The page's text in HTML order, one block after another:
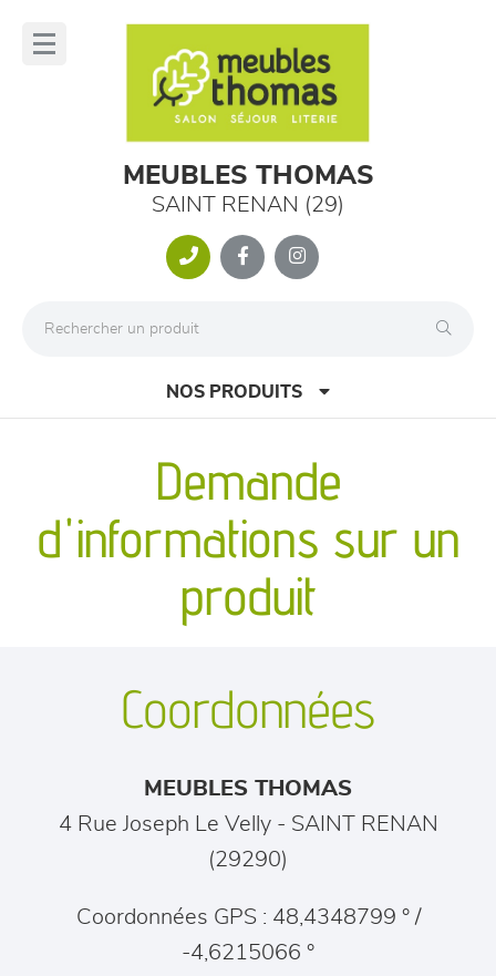
MEUBLES THOMAS
SAINT RENAN (29)
NOS PRODUITS
canapés et fauteuils
séjours
meubles de complément
chambres et dressing
décoration
Demande
d'informations sur un
produit
Coordonnées
MEUBLES THOMAS
4 Rue Joseph Le Velly - SAINT RENAN
(29290)
Coordonnées GPS : 48,4348799 ° /
-4,6215066 °